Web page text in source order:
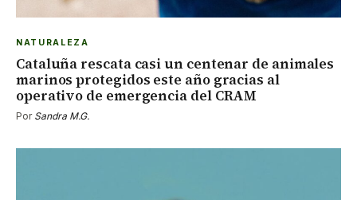
NATURALEZA
Cataluña rescata casi un centenar de animales
marinos protegidos este año gracias al
operativo de emergencia del CRAM
Por Sandra M.G.